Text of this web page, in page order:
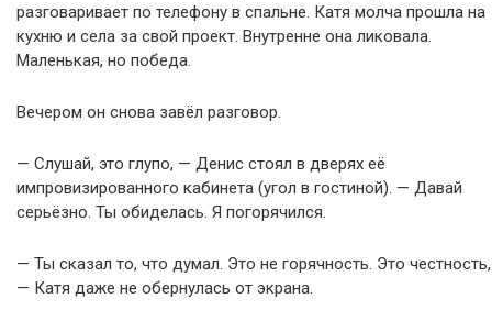
разговаривает по телефону в спальне. Катя молча прошла на
кухню и села за свой проект. Внутренне она ликовала.
Маленькая, но победа.
Вечером он снова завёл разговор.
— Слушай, это глупо, — Денис стоял в дверях её
импровизированного кабинета (угол в гостиной). — Давай
серьёзно. Ты обиделась. Я погорячился.
— Ты сказал то, что думал. Это не горячность. Это честность,
— Катя даже не обернулась от экрана.